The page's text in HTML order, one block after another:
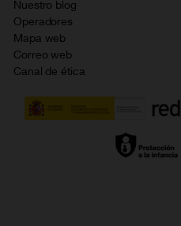
Opiniones Orange
Resolución de litigios en línea
Política de cookies
Política de privacidad
Gestionar UTIQ
Nuestro blog
Operadores
Mapa web
Correo web
Canal de ética